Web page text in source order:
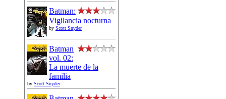
Batman:
Vigilancia nocturna
by Scott Snyder
Batman
vol. 02:
La muerte de la
familia
by Scott Snyder